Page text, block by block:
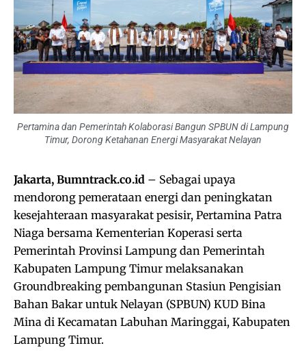
Pertamina dan Pemerintah Kolaborasi Bangun SPBUN di Lampung
Timur, Dorong Ketahanan Energi Masyarakat Nelayan
Jakarta, Bumntrack.co.id – Sebagai upaya
mendorong pemerataan energi dan peningkatan
kesejahteraan masyarakat pesisir, Pertamina Patra
Niaga bersama Kementerian Koperasi serta
Pemerintah Provinsi Lampung dan Pemerintah
Kabupaten Lampung Timur melaksanakan
Groundbreaking pembangunan Stasiun Pengisian
Bahan Bakar untuk Nelayan (SPBUN) KUD Bina
Mina di Kecamatan Labuhan Maringgai, Kabupaten
Lampung Timur.